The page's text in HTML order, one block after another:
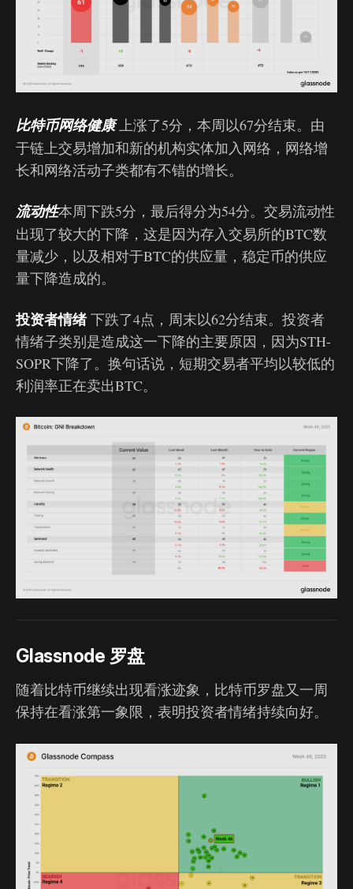
比特币网络健康上涨了5分，本周以67分结束。由
于链上交易增加和新的机构实体加入网络，网络增
长和网络活动子类都有不错的增长。
流动性本周下跌5分，最后得分为54分。交易流动性
出现了较大的下降，这是因为存入交易所的BTC数
量减少，以及相对于BTC的供应量，稳定币的供应
量下降造成的。
投资者情绪下跌了4点，周末以62分结束。投资者
情绪子类别是造成这一下降的主要原因，因为STH-
SOPR下降了。换句话说，短期交易者平均以较低的
利润率正在卖出BTC。
Glassnode 罗盘
随着比特币继续出现看涨迹象，比特币罗盘又一周
保持在看涨第一象限，表明投资者情绪持续向好。